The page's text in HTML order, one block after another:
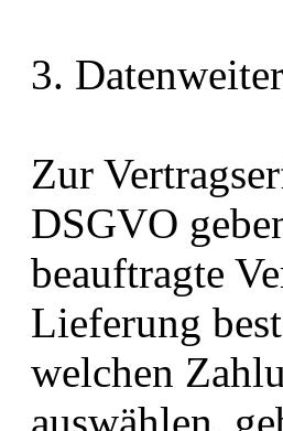
3.
Zur
DSGVO
beauftragte
Lieferung
welchen
auswählen,